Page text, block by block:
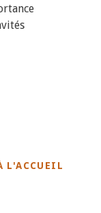
L'ACCUEIL